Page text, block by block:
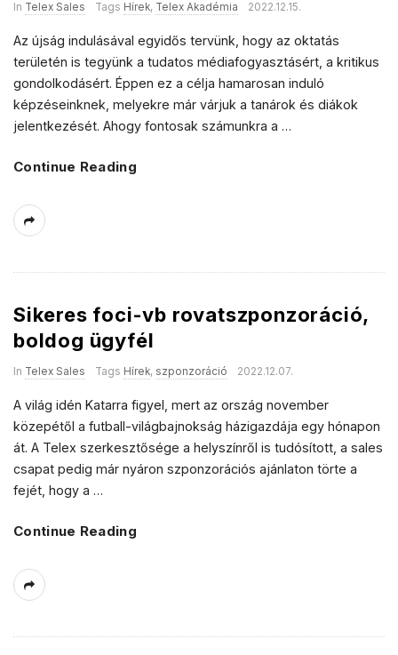
In Telex Sales Tags Hírek, Telex Akadémia 2022.12.15.
Az újság indulásával egyidős tervünk, hogy az oktatás
területén is tegyünk a tudatos médiafogyasztásért, a kritikus
gondolkodásért. Éppen ez a célja hamarosan induló
képzéseinknek, melyekre már várjuk a tanárok és diákok
jelentkezését. Ahogy fontosak számunkra a …
Continue Reading
Sikeres foci-vb rovatszponzoráció,
boldog ügyfél
In Telex Sales Tags Hírek, szponzoráció 2022.12.07.
A világ idén Katarra figyel, mert az ország november
közepétől a futball-világbajnokság házigazdája egy hónapon
át. A Telex szerkesztősége a helyszínről is tudósított, a sales
csapat pedig már nyáron szponzorációs ajánlaton törte a
fejét, hogy a …
Continue Reading